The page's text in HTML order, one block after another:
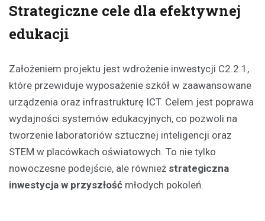
Strategiczne cele dla efektywnej
edukacji
Założeniem projektu jest wdrożenie inwestycji C2.2.1,
które przewiduje wyposażenie szkół w zaawansowane
urządzenia oraz infrastrukturę ICT. Celem jest poprawa
wydajności systemów edukacyjnych, co pozwoli na
tworzenie laboratoriów sztucznej inteligencji oraz
STEM w placówkach oświatowych. To nie tylko
nowoczesne podejście, ale również strategiczna
inwestycja w przyszłość młodych pokoleń.